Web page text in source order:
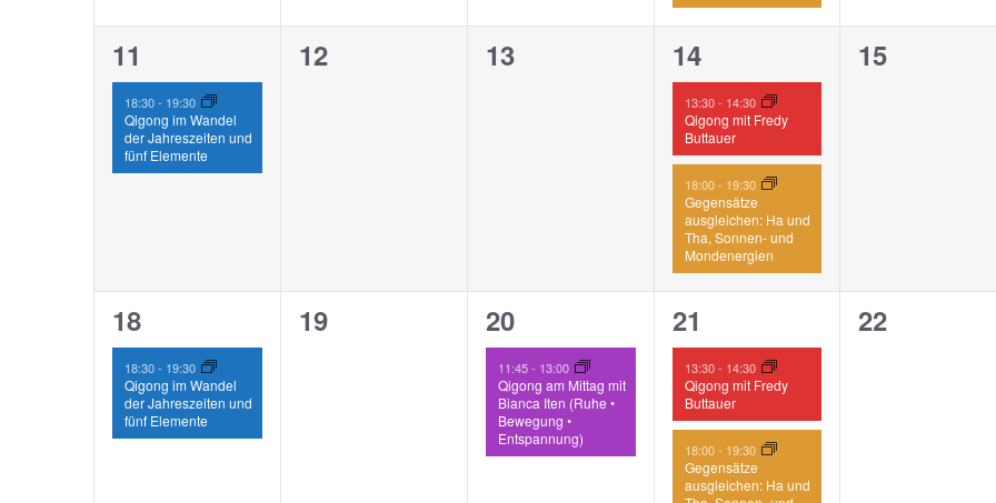
1
Veranstaltung,
11
18:30- 19:30
Qigong im Wandel
der Jahreszeiten und
fünf Elemente
0
12
0
Veranstaltungen,
13
2
Veranstaltungen,
14
13:30- 14:30
Qigong mit Fredy
Buttauer
18:00- 19:30
Gegensätze
ausgleichen: Ha und
Tha, Sonnen- und
Mondenergien
0
15
1
Veranstaltung,
18
18:30- 19:30
Qigong im Wandel
der Jahreszeiten und
fünf Elemente
0
Veranstaltungen,
19
1
Veranstaltung,
20
11:45- 13:00
Qigong am Mittag mit
Bianca Iten (Ruhe •
Bewegung •
Entspannung)
2
Veranstaltungen,
21
13:30- 14:30
Qigong mit Fredy
Buttauer
18:00- 19:30
Gegensätze
ausgleichen: Ha und
0
22